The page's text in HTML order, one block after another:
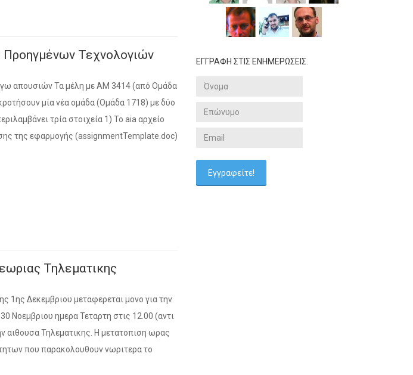
Τεχνολογιών
απουσιών Τα μέλη με ΑΜ 3414 (από Ομάδα
μία νέα ομάδα (Ομάδα 1718) με δύο
τρία στοιχεία 1) Το aia αρχείο
της εφαρμογής (assignmentTemplate.doc)
Τηλεματικης
1ης Δεκεμβριου μεταφερεται μονο για την
Νοεμβριου ημερα Τεταρτη στις 12.00 (αντι
αιθουσα Τηλεματικης. Η μετατοπιση ωρας
που παρακολουθουν νωριτερα το
ΕΓΓΡΑΦΗ ΣΤΙΣ ΕΝΗΜΕΡΩΣΕΙΣ.